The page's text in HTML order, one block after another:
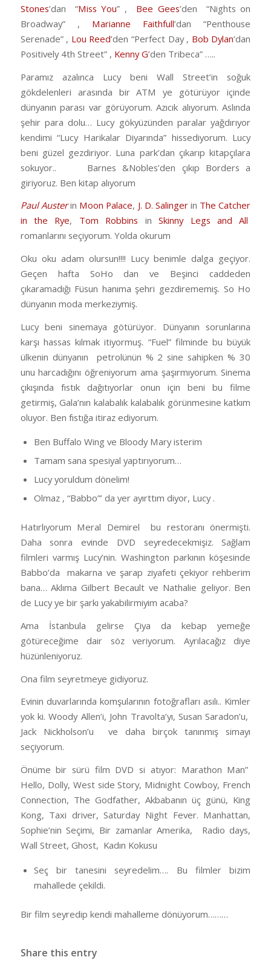
Stones’dan “Miss You” , Bee Gees’den “Nights on
Broadway” , Marianne Faithfull’dan “Penthouse
Serenade” , Lou Reed’den “Perfect Day , Bob Dylan’dan
Positively 4th Street” , Kenny G’den Tribeca” …..
Paramız azalınca Lucy beni Wall Street’in soğuk
gökdelenleri arasında bir ATM ye götürüyor içinde
dünyanın parası var görüyorum. Azıcık alıyorum. Aslında
şehir para dolu… Lucy gökyüzünden paralar yağdırıyor
kendimi “Lucy Harikalar Diyarında” hissediyorum. Lucy
beni güzel gezdiriyor. Luna park’dan çıkarıp kitapçılara
sokuyor.. Barnes &Nobles’den çıkıp Borders a
giriyoruz. Ben kitap alıyorum
Paul Austerin Moon Palace, J. D. Salingerin The Catcher
in the Rye, Tom Robbins inSkinny Legs and All
romanlarını seçiyorum. Yolda okurum
Oku oku adam olursun!!!! Lucy benimle dalga geçiyor.
Geçen hafta SoHo dan ve Beşinci caddeden
çıkaramadığı Füsun hanıma şehri gezdirememiş. So Ho
dünyanın moda merkeziymiş.
Lucy beni sinemaya götürüyor. Dünyanın sorunlarına
karşı hassas kılmak itiyormuş. “Fuel” filminde bu büyük
ülkenin dünyanın petrolünün % 2 sine sahipken % 30
unu harcadığını öğreniyorum ama şaşırmıyorum. Sinema
çıkışında fıstık dağıtıyorlar onun için beni bu filme
getirmiş, Gala’nın kalabalık kalabalık görünmesine katkım
oluyor. Ben fıstığa itiraz ediyorum.
Ben Buffalo Wing ve Bloody Mary isterim
Tamam sana spesiyal yaptırıyorum…
Lucy yoruldum dönelim!
Olmaz , “Babbo”’ da yer ayırttım diyor, Lucy .
Hatırlıyorum Meral Demirel bu restoranı önermişti.
Daha sonra evinde DVD seyredecekmişiz. Sağlam
filmleri varmış Lucy’nin. Washington parkının köşesinde
Babbo’da makarna ve şarap ziyafeti çekiyor rehberim
bana… Aklıma Gilbert Becault ve Nathalie geliyor. Ben
de Lucy ye bir şarkı yakabilirmiyim acaba?
Ama İstanbula gelirse Çiya da kebap yemeğe
götüreceğime dair söz veriyorum. Ayrılacağız diye
hüzünleniyoruz.
Ona film seyretmeye gidiyoruz.
Evinin duvarlarında komşularının fotoğrafları asılı.. Kimler
yok ki. Woody Allen’i, John Travolta’yı, Susan Saradon’u,
Jack Nickholson’u ve daha birçok tanınmış simayı
seçiyorum.
Önüme bir sürü film DVD si atıyor: Marathon Man”
Hello, Dolly, West side Story, Midnight Cowboy, French
Connection, The Godfather, Akbabanın üç günü, King
Kong, Taxi driver, Saturday Night Fever. Manhattan,
Sophie’nin Seçimi, Bir zamanlar Amerika, Radio days,
Wall Street, Ghost, Kadın Kokusu
Seç bir tanesini seyredelim…. Bu filmler bizim
mahallede çekildi.
Bir film seyredip kendi mahalleme dönüyorum………
Share this entry